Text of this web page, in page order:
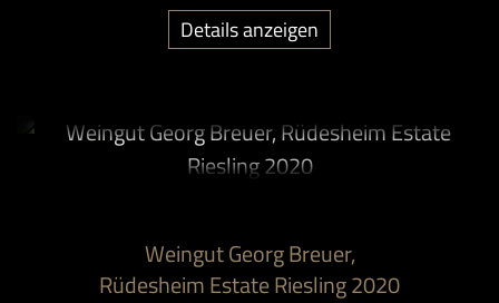
Details anzeigen
Weingut Georg Breuer,
Rüdesheim Estate Riesling 2020